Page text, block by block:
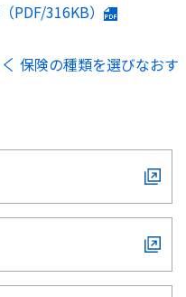
（PDF/316KB）
保険の種類を選びなおす